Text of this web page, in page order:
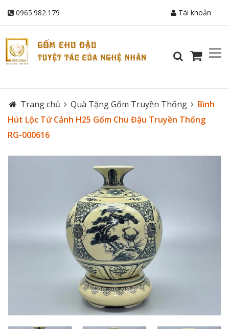
0965.982.179 Tài khoản
Trang chủ Quà Tặng Gốm Truyền Thống
Bình
Hút Lộc Tứ Cảnh H25 Gốm Chu Đậu Truyền Thống
RG-000616